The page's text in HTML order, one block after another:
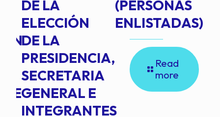
DE LA
ELECCIÓN
DE LA
PRESIDENCIA,
SECRETARIA
GENERAL E
INTEGRANTES
(PERSONAS
ENLISTADAS)
Read
more